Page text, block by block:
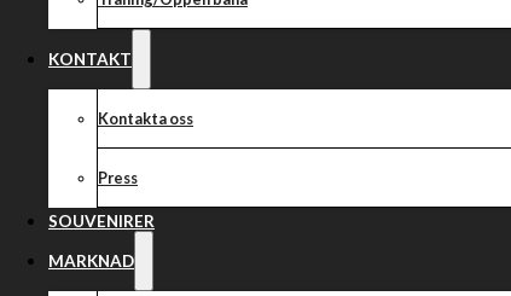
KONTAKT
Kontakta oss
Press
SOUVENIRER
MARKNAD